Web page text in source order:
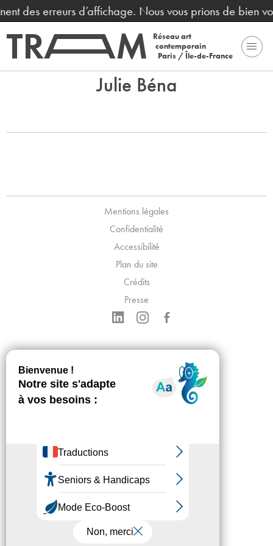
des erreurs d’affichage. Nous vous prions de bien
Réseau art
contemporain
Paris / Île-de-France
Julie Béna
Mentions légales
Confidentialité
Accessibilité
Plan du site
Crédits
Presse